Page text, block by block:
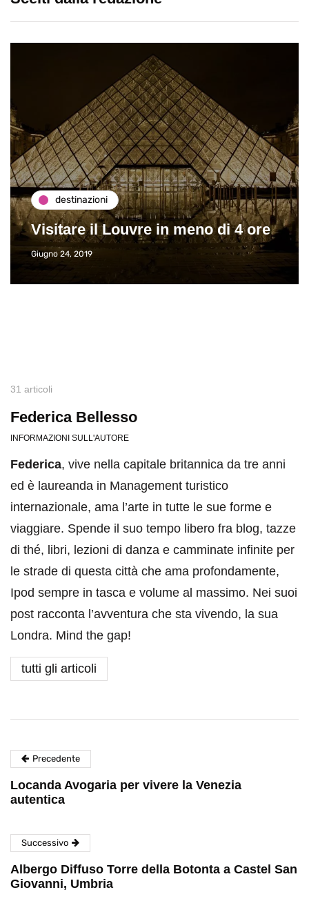
destinazioni
Visitare il Louvre in meno di 4 ore
Giugno 24, 2019
31 articoli
Federica Bellesso
INFORMAZIONI SULL'AUTORE
Federica, vive nella capitale britannica da tre anni
ed è laureanda in Management turistico
internazionale, ama l’arte in tutte le sue forme e
viaggiare. Spende il suo tempo libero fra blog, tazze
di thé, libri, lezioni di danza e camminate infinite per
le strade di questa città che ama profondamente,
Ipod sempre in tasca e volume al massimo. Nei suoi
post racconta l’avventura che sta vivendo, la sua
Londra. Mind the gap!
tutti gli articoli
Precedente
Locanda Avogaria per vivere la Venezia
autentica
Successivo
Albergo Diffuso Torre della Botonta a Castel San
Giovanni, Umbria